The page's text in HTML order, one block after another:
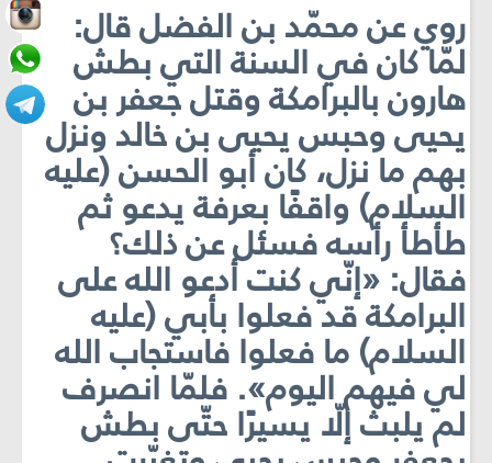
روي عن محمّد بن الفضل قال:
لمّا كان في السنة التي بطش
هارون بالبرامكة وقتل جعفر بن
يحيى وحبس يحيى بن خالد ونزل
بهم ما نزل، كان أبو الحسن (عليه
السلام) واقفًا بعرفة يدعو ثم
طأطأ رأسه فسئل عن ذلك؟
فقال: «إنّي كنت أدعو الله على
البرامكة قد فعلوا بأبي (عليه
السلام) ما فعلوا فاستجاب الله
لي فيهم اليوم». فلمّا انصرف
لم يلبث إلّا يسيرًا حتّى بطش